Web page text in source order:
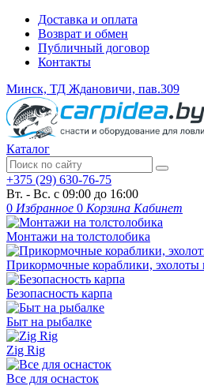
Доставка и оплата
Возврат и обмен
Публичный договор
Контакты
Минск, ТД Ждановичи, пав.309
Каталог
+375 (29) 630-76-75
Вт. - Вс. с 09:00 до 16:00
0 Избранное 0 Корзина Кабинет
Монтажи на толстолобика
Прикормочные кораблики, эхолоты
Безопасность карпа
Быт на рыбалке
Zig Rig
Все для оснасток